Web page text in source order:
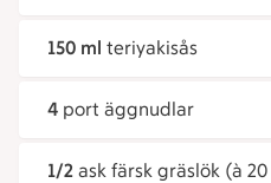
150 ml teriyakisås
4 port äggnudlar
1/2 ask färsk gräslök (à